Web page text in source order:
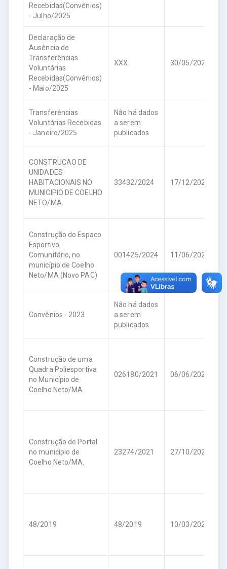
Recebidas(Convênios)
- Julho/2025
Declaração de
Ausência de
Transferências
Voluntárias
Recebidas(Convênios)
- Maio/2025
XXX 30/05/2025
Transferências
Voluntárias Recebidas
- Janeiro/2025
Não há dados
a serem
publicados
CONSTRUCAO DE
UNIDADES
HABITACIONAIS NO
MUNICIPIO DE COELHO
NETO/MA.
33432/2024 17/12/2024
Construção do Espaco
Esportivo
Comunitário, no
município de Coelho
Neto/MA (Novo PAC)
001425/2024 11/06/2024
Convênios - 2023
Não há dados
a serem
publicados
Construção de uma
Quadra Poliesportiva
no Município de
Coelho Neto/MA
026180/2021 06/06/2022
Construção de Portal
no município de
Coelho Neto/MA.
23274/2021 27/10/2021
48/2019 48/2019 10/03/2020